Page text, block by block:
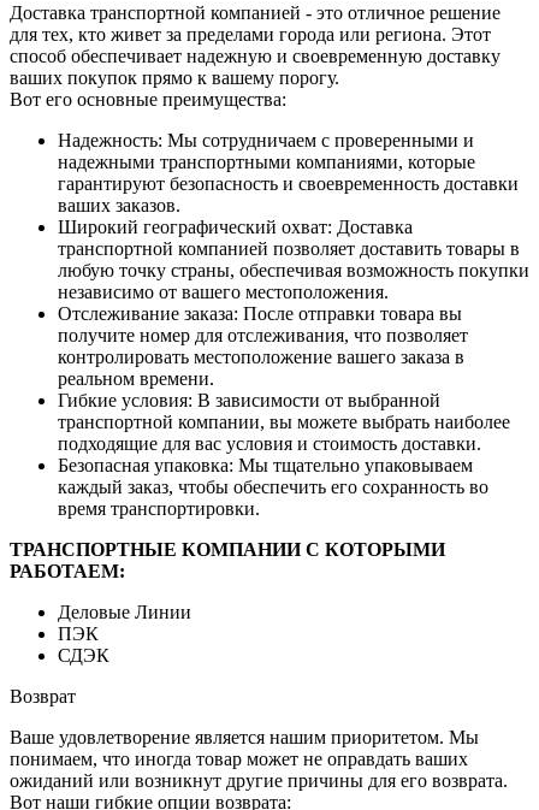
Доставка транспортной компанией - это отличное решение
для тех, кто живет за пределами города или региона. Этот
способ обеспечивает надежную и своевременную доставку
ваших покупок прямо к вашему порогу.
Вот его основные преимущества:
Надежность: Мы сотрудничаем с проверенными и
надежными транспортными компаниями, которые
гарантируют безопасность и своевременность доставки
ваших заказов.
Широкий географический охват: Доставка
транспортной компанией позволяет доставить товары в
любую точку страны, обеспечивая возможность покупки
независимо от вашего местоположения.
Отслеживание заказа: После отправки товара вы
получите номер для отслеживания, что позволяет
контролировать местоположение вашего заказа в
реальном времени.
Гибкие условия: В зависимости от выбранной
транспортной компании, вы можете выбрать наиболее
подходящие для вас условия и стоимость доставки.
Безопасная упаковка: Мы тщательно упаковываем
каждый заказ, чтобы обеспечить его сохранность во
время транспортировки.
ТРАНСПОРТНЫЕ КОМПАНИИ С КОТОРЫМИ
РАБОТАЕМ:
Деловые Линии
ПЭК
СДЭК
Возврат
Ваше удовлетворение является нашим приоритетом. Мы
понимаем, что иногда товар может не оправдать ваших
ожиданий или возникнут другие причины для его возврата.
Вот наши гибкие опции возврата: